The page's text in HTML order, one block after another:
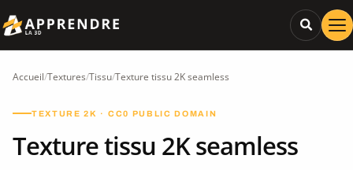
Accueil/Textures/Tissu/Texture tissu 2K seamless
TEXTURE 2K · CC0 PUBLIC DOMAIN
Texture tissu 2K seamless